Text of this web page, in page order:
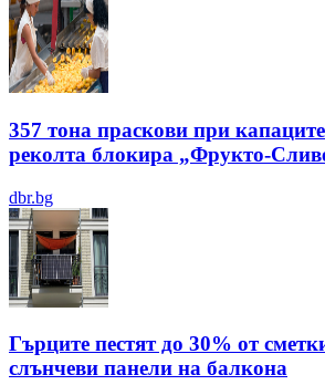
357 тона праскови при
реколта блокира „Фрукто-
dbr.bg
Гърците пестят до 30% от
слънчеви панели на балкона